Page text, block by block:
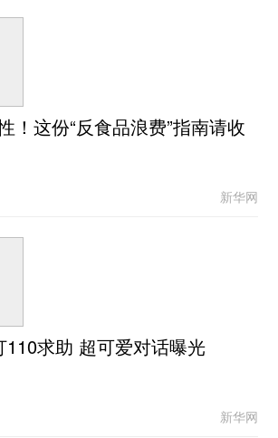
！这份“反食品浪费”指南请收
新华网
110求助 超可爱对话曝光
新华网